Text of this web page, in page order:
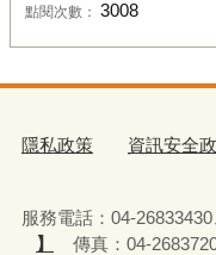
點閱次數： 3008
隱私政策 資訊安全
服務電話：04-
】
傳真：04-